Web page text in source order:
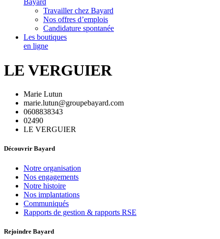
Bayard
Travailler chez Bayard
Nos offres d’emplois
Candidature spontanée
Les boutiques
en ligne
LE VERGUIER
Marie Lutun
marie.lutun@groupebayard.com
0608838343
02490
LE VERGUIER
Découvrir Bayard
Notre organisation
Nos engagements
Notre histoire
Nos implantations
Communiqués
Rapports de gestion & rapports RSE
Rejoindre Bayard